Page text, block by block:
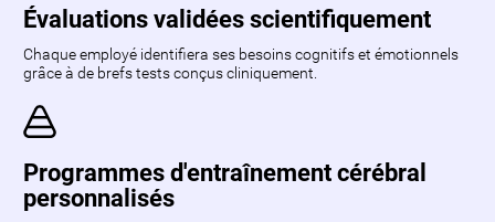
Évaluations validées scientifiquement
Chaque employé identifiera ses besoins cognitifs et émotionnels
grâce à de brefs tests conçus cliniquement.
Programmes d'entraînement cérébral
personnalisés